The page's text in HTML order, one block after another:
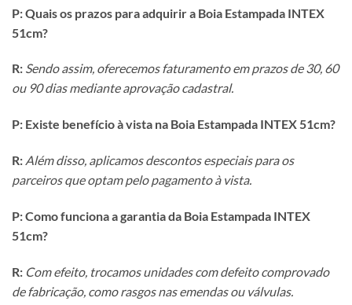
P: Quais os prazos para adquirir a Boia Estampada INTEX
51cm?
R: Sendo assim, oferecemos faturamento em prazos de 30, 60
ou 90 dias mediante aprovação cadastral.
P: Existe benefício à vista na Boia Estampada INTEX 51cm?
R: Além disso, aplicamos descontos especiais para os
parceiros que optam pelo pagamento à vista.
P: Como funciona a garantia da Boia Estampada INTEX
51cm?
R: Com efeito, trocamos unidades com defeito comprovado
de fabricação, como rasgos nas emendas ou válvulas.